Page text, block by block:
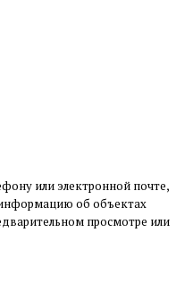
или электронной почте,
об объектах
просмотре или